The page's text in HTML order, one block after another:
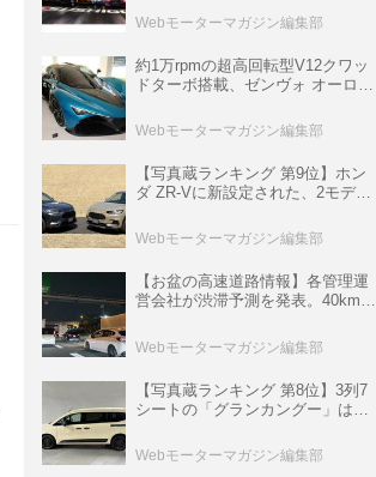
ト体験があたる抽選企画などを展
開
Webモーターマガジン編集部
約1万rpmの超高回転型V12クワッ
ドターボ搭載、ゼンヴォ オーロラ
イパーカー【スーパーカークロニ
クル・完全版／116】
Webモーターマガジン編集部
【写真蔵ランキング 第9位】ホン
ダ ZR-Vに新設定された、2モデル
グ」と「ブラックスタイル」
Webモーターマガジン編集部
【お盆の高速道路情報】各管理運
営会社が渋滞予測を発表。40km以
数ある
Webモーターマガジン編集部
【写真蔵ランキング 第8位】3列7
シートの「グランカングー」は、
ア＆ブラックバンパーの組み合わ
せ
Webモーターマガジン編集部